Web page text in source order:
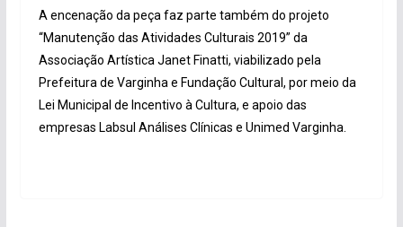
A encenação da peça faz parte também do projeto
“Manutenção das Atividades Culturais 2019” da
Associação Artística Janet Finatti, viabilizado pela
Prefeitura de Varginha e Fundação Cultural, por meio da
Lei Municipal de Incentivo à Cultura, e apoio das
empresas Labsul Análises Clínicas e Unimed Varginha.